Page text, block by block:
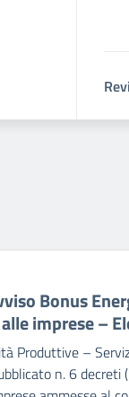
Bonus
imprese –
Produttive –
n. 6 decreti